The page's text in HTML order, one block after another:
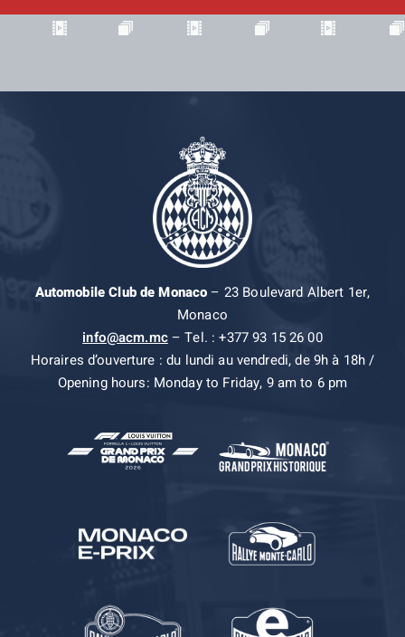
Automobile Club de Monaco– 23 Boulevard Albert 1er,
Monaco
info@acm.mc– Tel. : +377 93 15 26 00
Horaires d’ouverture : du lundi au vendredi, de 9h à 18h /
Opening hours: Monday to Friday, 9 am to 6 pm